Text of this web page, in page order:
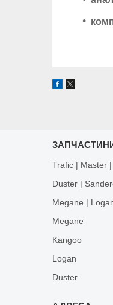
Trafic | Master
Duster |
Megane |
Megane
Kangoo
Logan
Duster